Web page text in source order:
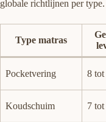
globale richtlijnen per type.
Type matras
Pocketvering 8 tot
Koudschuim 7